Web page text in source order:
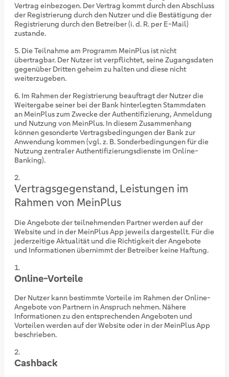
Vertrag einbezogen. Der Vertrag kommt durch den Abschluss
der Registrierung durch den Nutzer und die Bestätigung der
Registrierung durch den Betreiber (i. d. R. per E-Mail)
zustande.
Die Teilnahme am Programm MeinPlus ist nicht
übertragbar. Der Nutzer ist verpflichtet, seine Zugangsdaten
gegenüber Dritten geheim zu halten und diese nicht
weiterzugeben.
Im Rahmen der Registrierung beauftragt der Nutzer die
Weitergabe seiner bei der Bank hinterlegten Stammdaten
an MeinPlus zum Zwecke der Authentifizierung, Anmeldung
und Nutzung von MeinPlus. In diesem Zusammenhang
können gesonderte Vertragsbedingungen der Bank zur
Anwendung kommen (vgl. z. B. Sonderbedingungen für die
Nutzung zentraler Authentifizierungsdienste im Online-
Banking).
Vertragsgegenstand, Leistungen im
Rahmen von MeinPlus
Die Angebote der teilnehmenden Partner werden auf der
Website und in der MeinPlus App jeweils dargestellt. Für die
jederzeitige Aktualität und die Richtigkeit der Angebote
und Informationen übernimmt der Betreiber keine Haftung.
Online-Vorteile
Der Nutzer kann bestimmte Vorteile im Rahmen der Online-
Angebote von Partnern in Anspruch nehmen. Nähere
Informationen zu den entsprechenden Angeboten und
Vorteilen werden auf der Website oder in der MeinPlus App
beschrieben.
Cashback